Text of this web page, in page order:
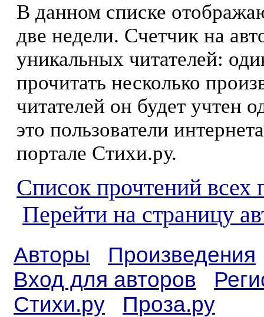
В данном списке
две недели. Счетчик на
уникальных читателей:
прочитать несколько
читателей он будет учтен
это пользователи
портале Стихи.ру.
Список прочтений всех
Перейти на страницу
Авторы
Произведения
Вход для авторов
Стихи.ру
Проза.ру